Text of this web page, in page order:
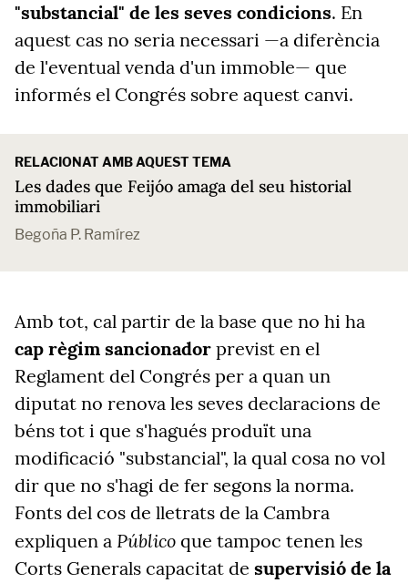
"substancial" de les seves condicions. En
aquest cas no seria necessari —a diferència
de l'eventual venda d'un immoble— que
informés el Congrés sobre aquest canvi.
RELACIONAT AMB AQUEST TEMA
Les dades que Feijóo amaga del seu historial
immobiliari
Begoña P. Ramírez
Amb tot, cal partir de la base que no hi ha
cap règim sancionador previst en el
Reglament del Congrés per a quan un
diputat no renova les seves declaracions de
béns tot i que s'hagués produït una
modificació "substancial", la qual cosa no vol
dir que no s'hagi de fer segons la norma.
Fonts del cos de lletrats de la Cambra
expliquen a Público que tampoc tenen les
Corts Generals capacitat de supervisió de la